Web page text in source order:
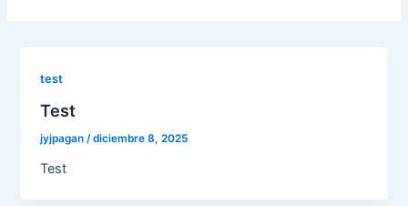
test
Test
jyjpagan/diciembre 8, 2025
Test